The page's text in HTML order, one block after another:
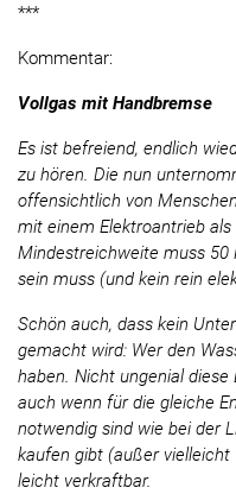
***
Kommentar:
Vollgas mit Handbremse
Es ist befreiend, endlich
zu hören. Die nun
offensichtlich von
mit einem Elektroantrieb
Mindestreichweite muss 50
sein muss (und kein rein
Schön auch, dass kein
gemacht wird: Wer den
haben. Nicht ungenial
auch wenn für die gleiche
notwendig sind wie bei der
kaufen gibt (außer vielleicht
leicht verkraftbar.